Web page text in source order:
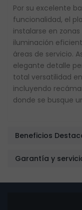
Por su excelente
funcionalidad, el
instalarse en
iluminación
áreas de servicio.
elegante detalle
total versatilidad
incluyendo
donde se busque
Beneficios
Garantía y